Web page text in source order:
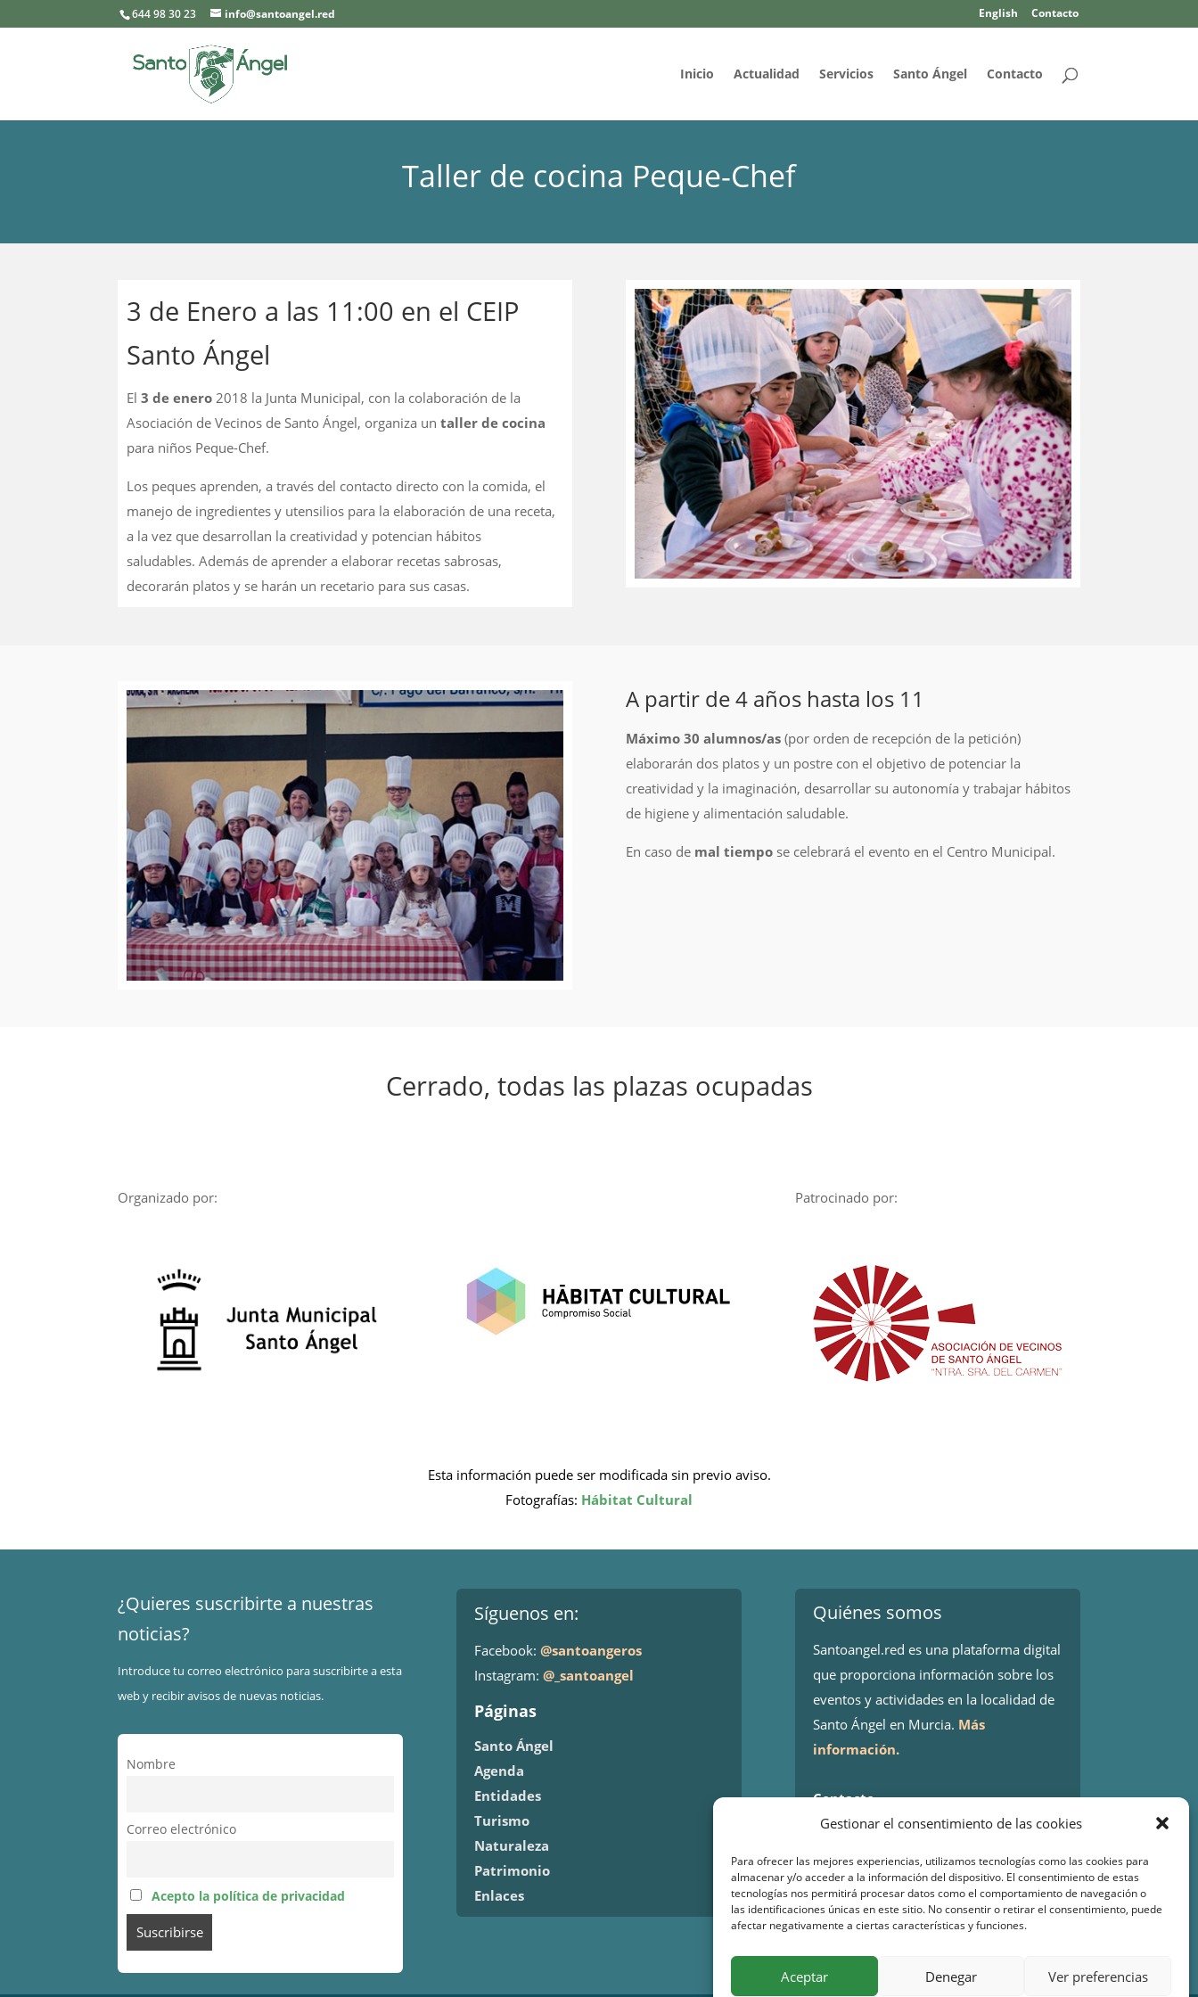
Gestionar el consentimiento de las cookies
Para ofrecer las mejores experiencias, utilizamos tecnologías como las cookies para
almacenar y/o acceder a la información del dispositivo. El consentimiento de estas
tecnologías nos permitirá procesar datos como el comportamiento de navegación o
las identificaciones únicas en este sitio. No consentir o retirar el consentimiento, puede
afectar negativamente a ciertas características y funciones.
Aceptar Denegar Ver preferencias
644 98 30 23 info@santoangel.red English Contacto
Inicio Actualidad Servicios Santo Ángel Contacto
Taller de cocina Peque-Chef
3 de Enero a las 11:00 en el CEIP
Santo Ángel
El 3 de enero 2018 la Junta Municipal, con la colaboración de la
Asociación de Vecinos de Santo Ángel, organiza un taller de cocina
para niños Peque-Chef.
Los peques aprenden, a través del contacto directo con la comida, el
manejo de ingredientes y utensilios para la elaboración de una receta,
a la vez que desarrollan la creatividad y potencian hábitos
saludables. Además de aprender a elaborar recetas sabrosas,
decorarán platos y se harán un recetario para sus casas.
A partir de 4 años hasta los 11
Máximo 30 alumnos/as(por orden de recepción de la petición)
elaborarán dos platos y un postre con el objetivo de potenciar la
creatividad y la imaginación, desarrollar su autonomía y trabajar hábitos
de higiene y alimentación saludable.
En caso de mal tiempose celebrará el evento en el Centro Municipal.
Cerrado, todas las plazas ocupadas
Organizado por: Patrocinado por:
Esta información puede ser modificada sin previo aviso.
Fotografías: Hábitat Cultural
¿Quieres suscribirte a nuestras
noticias?
Introduce tu correo electrónico para suscribirte a esta
web y recibir avisos de nuevas noticias.
Nombre
Correo electrónico
Acepto la política de privacidad
Síguenos en:
Facebook: @santoangeros
Instagram: @_santoangel
Páginas
Santo Ángel
Agenda
Entidades
Turismo
Naturaleza
Patrimonio
Enlaces
Quiénes somos
Santoangel.red es una plataforma digital
que proporciona información sobre los
eventos y actividades en la localidad de
Santo Ángel en Murcia. Más
información.
Contacto
Isaac Peral 2
WhatsApp: 644 98 30 23
Email: info@santoangel.red